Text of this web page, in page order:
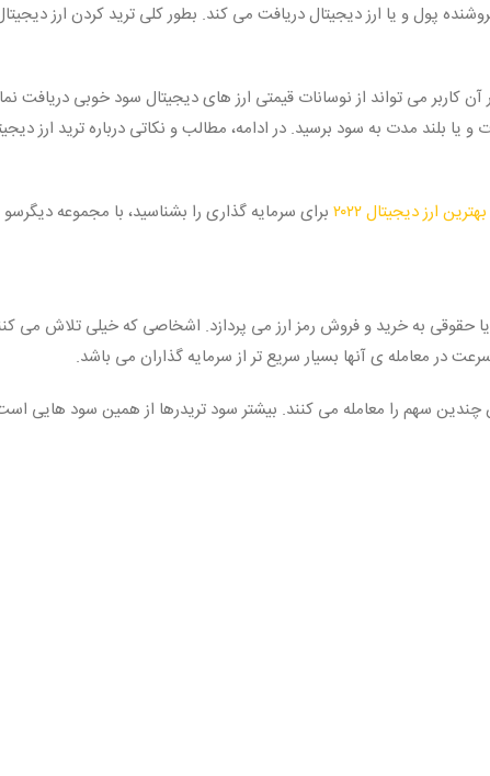
پول و یا ارز دیجیتال دریافت می کند. بطور کلی ترید کردن ارز
می تواند از نوسانات قیمتی ارز های دیجیتال سود خوبی دریافت
بلند مدت به سود برسید. در ادامه، مطالب و نکاتی درباره ترید ارز
بهترین ارز دیجیتال ۲۰۲۲ برای سرمایه گذاری را بشناسید، با مجموعه
حقوقی به خرید و فروش رمز ارز می پردازد. اشخاصی که خیلی تلاش می
در معامله ی آنها بسیار سریع تر از سرمایه گذاران می باشد.
سهم را معامله می کنند. بیشتر سود تریدرها از همین سود هایی است